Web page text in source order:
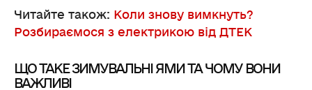
Читайте також: Коли знову вимкнуть?
Розбираємося з електрикою від ДТЕК
ЩО ТАКЕ ЗИМУВАЛЬНІ ЯМИ ТА ЧОМУ ВОНИ
ВАЖЛИВІ